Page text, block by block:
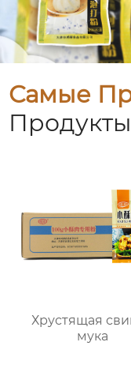
Самые
Продукты
Хрустящая
мука